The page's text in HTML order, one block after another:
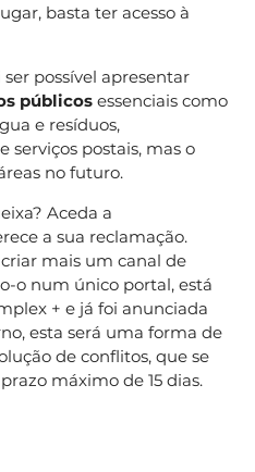
basta ter acesso à
possível apresentar
públicos essenciais como
e resíduos,
serviços postais, mas o
no futuro.
Aceda a
a sua reclamação.
mais um canal de
o num único portal, está
+ e já foi anunciada
esta será uma forma de
de conflitos, que se
máximo de 15 dias.